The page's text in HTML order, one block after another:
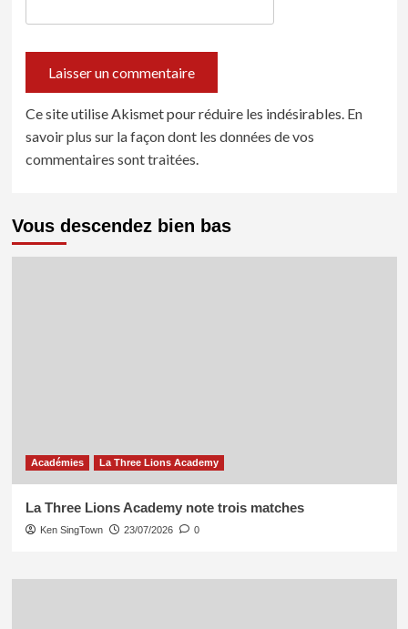
Ce site utilise Akismet pour réduire les indésirables. En
savoir plus sur la façon dont les données de vos
commentaires sont traitées.
Vous descendez bien bas
Académies La Three Lions Academy
La Three Lions Academy note trois matches
Ken SingTown 23/07/2026 0